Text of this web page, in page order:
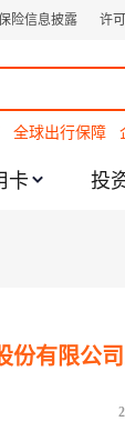
险信息披露 许
全球出行保障
卡 投
份有限公